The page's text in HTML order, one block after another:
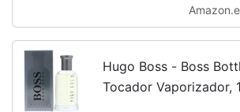
Hugo Boss - Boss
Tocador Vaporizador,